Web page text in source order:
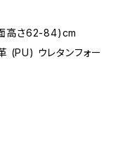
高さ62-84)cm
(PU) ウレタンフォー